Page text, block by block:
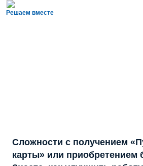
Решаем вместе
Сложности с получением
карты» или приобретением